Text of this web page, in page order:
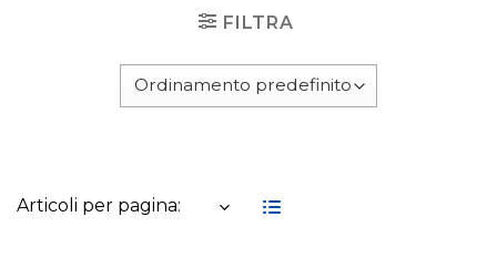
FILTRA
Articoli per pagina: